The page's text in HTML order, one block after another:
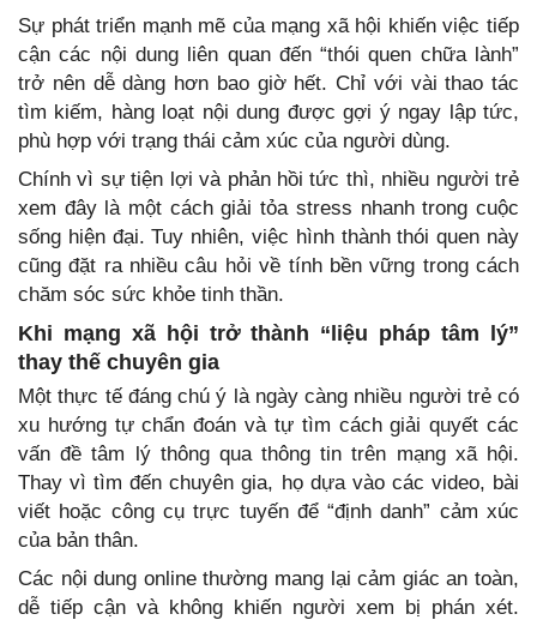
Sự phát triển mạnh mẽ của mạng xã hội khiến việc tiếp
cận các nội dung liên quan đến “thói quen chữa lành”
trở nên dễ dàng hơn bao giờ hết. Chỉ với vài thao tác
tìm kiếm, hàng loạt nội dung được gợi ý ngay lập tức,
phù hợp với trạng thái cảm xúc của người dùng.
Chính vì sự tiện lợi và phản hồi tức thì, nhiều người trẻ
xem đây là một cách giải tỏa stress nhanh trong cuộc
sống hiện đại. Tuy nhiên, việc hình thành thói quen này
cũng đặt ra nhiều câu hỏi về tính bền vững trong cách
chăm sóc sức khỏe tinh thần.
Khi mạng xã hội trở thành “liệu pháp tâm lý”
thay thế chuyên gia
Một thực tế đáng chú ý là ngày càng nhiều người trẻ có
xu hướng tự chẩn đoán và tự tìm cách giải quyết các
vấn đề tâm lý thông qua thông tin trên mạng xã hội.
Thay vì tìm đến chuyên gia, họ dựa vào các video, bài
viết hoặc công cụ trực tuyến để “định danh” cảm xúc
của bản thân.
Các nội dung online thường mang lại cảm giác an toàn,
dễ tiếp cận và không khiến người xem bị phán xét.